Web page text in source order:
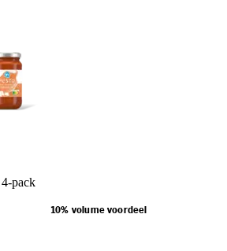
pack
10% volume voordeel